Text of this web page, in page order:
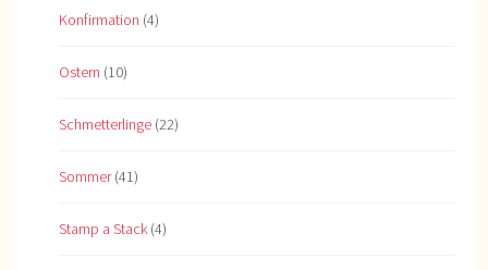
Konfirmation (4)
Ostern (10)
Schmetterlinge (22)
Sommer(41)
Stamp a Stack (4)